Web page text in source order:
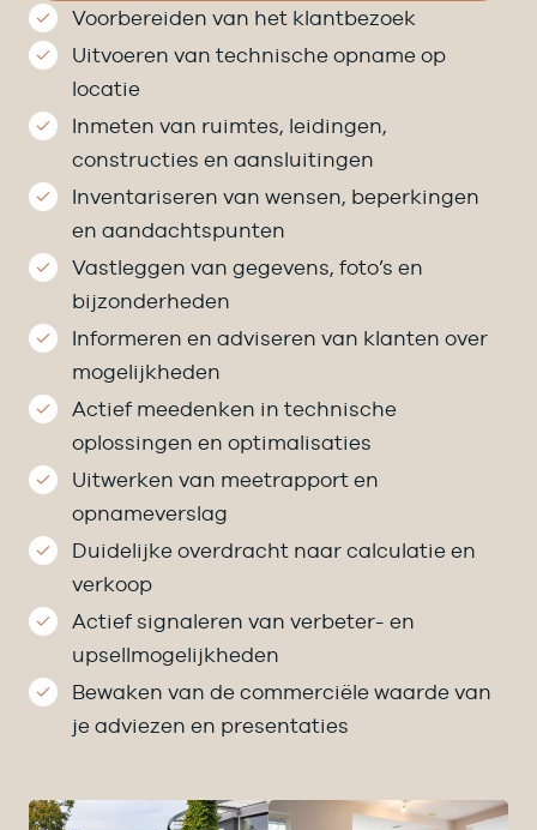
Voorbereiden van het klantbezoek
Uitvoeren van technische opname op
locatie
Inmeten van ruimtes, leidingen,
constructies en aansluitingen
Inventariseren van wensen, beperkingen
en aandachtspunten
Vastleggen van gegevens, foto’s en
bijzonderheden
Informeren en adviseren van klanten over
mogelijkheden
Actief meedenken in technische
oplossingen en optimalisaties
Uitwerken van meetrapport en
opnameverslag
Duidelijke overdracht naar calculatie en
verkoop
Actief signaleren van verbeter- en
upsellmogelijkheden
Bewaken van de commerciële waarde van
je adviezen en presentaties